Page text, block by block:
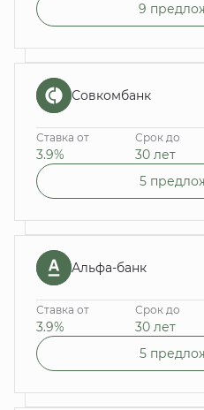
9
Совкомбанк
Ставка от
3.9%
Срок до
30 лет
5
Альфа-банк
Ставка от
3.9%
Срок до
30 лет
5